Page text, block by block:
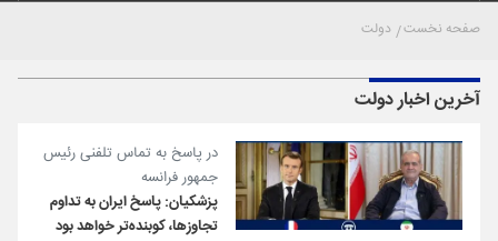
صفحه نخست دولت
آخرین اخبار دولت
در پاسخ به تماس تلفنی رئیس
جمهور فرانسه
پزشکیان: پاسخ ایران به تداوم
تجاوزها، کوبنده‌تر خواهد بود